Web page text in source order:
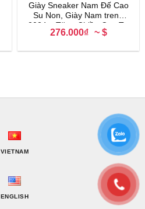
Giày Sneaker Nam Đế Cao
Su Non, Giày Nam trend
2024 – Tăng Chiều Cao Tự
Nhiên
276.000₫ ~ $
VIETNAM
ENGLISH